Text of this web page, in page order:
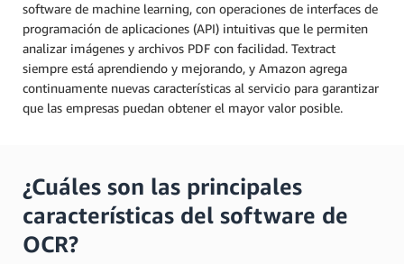
software de machine learning, con operaciones de interfaces de
programación de aplicaciones (API) intuitivas que le permiten
analizar imágenes y archivos PDF con facilidad. Textract
siempre está aprendiendo y mejorando, y Amazon agrega
continuamente nuevas características al servicio para garantizar
que las empresas puedan obtener el mayor valor posible.
¿Cuáles son las principales
características del software de
OCR?